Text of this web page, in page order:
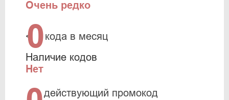
Очень редко
<0кода в месяц
Наличие кодов
Нет
действующий промокод